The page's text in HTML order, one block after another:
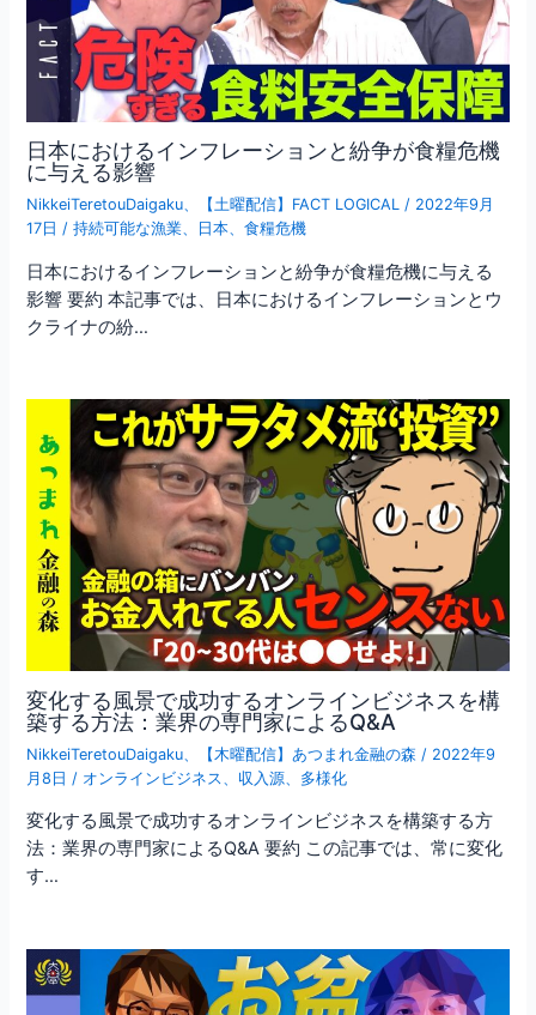
日本におけるインフレーションと紛争が食糧危機
に与える影響
NikkeiTeretouDaigaku、 【土曜配信】FACT LOGICAL / 2022年9月
17日 /持続可能な漁業、 日本、食糧危機
日本におけるインフレーションと紛争が食糧危機に与える
影響 要約 本記事では、日本におけるインフレーションとウ
クライナの紛…
変化する風景で成功するオンラインビジネスを構
築する方法：業界の専門家によるQ&A
NikkeiTeretouDaigaku 【木曜配信】あつまれ金融の森 / 2022年9
月8日 / オンラインビジネス 収入源 多様化
変化する風景で成功するオンラインビジネスを構築する方
法：業界の専門家によるQ&A 要約 この記事では、常に変化
す…